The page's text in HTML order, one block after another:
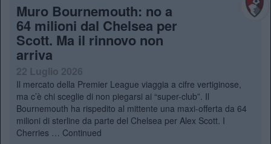
Muro Bournemouth: no a
64 milioni dal Chelsea per
Scott. Ma il rinnovo non
arriva
22 Luglio 2026
Il mercato della Premier League viaggia a cifre vertiginose,
ma c’è chi sceglie di non piegarsi ai “super-club”. Il
Bournemouth ha rispedito al mittente una maxi-offerta da 64
milioni di sterline da parte del Chelsea per Alex Scott. I
Cherries … Continued